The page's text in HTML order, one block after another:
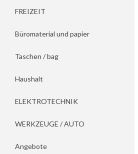
FREIZEIT
Büromaterial und papier
Taschen / bag
Haushalt
ELEKTROTECHNIK
WERKZEUGE / AUTO
Angebote